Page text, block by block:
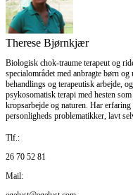
Therese Bjørnkjær
Biologisk chok-traume terapeut og
specialområdet med anbragte børn
behandlings og terapeutisk arbejde,
psykosomatisk terapi med hesten
kropsarbejde og naturen. Har
personligheds problematikker, lavt
Tlf.:
26 70 52 81
Mail: